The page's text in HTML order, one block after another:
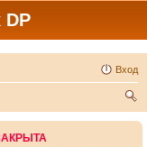
DP
Вход